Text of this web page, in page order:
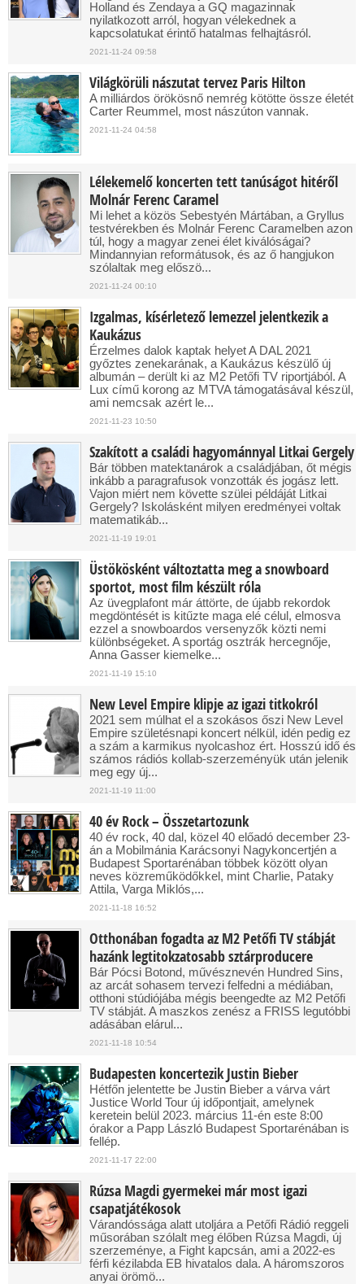
Holland és Zendaya a GQ magazinnak
nyilatkozott arról, hogyan vélekednek a
kapcsolatukat érintő hatalmas felhajtásról.
2021-11-24 09:58
Világkörüli nászutat tervez Paris Hilton
A milliárdos örökösnő nemrég kötötte össze életét
Carter Reummel, most nászúton vannak.
2021-11-24 04:58
Lélekemelő koncerten tett tanúságot hitéről
Molnár Ferenc Caramel
Mi lehet a közös Sebestyén Mártában, a Gryllus
testvérekben és Molnár Ferenc Caramelben azon
túl, hogy a magyar zenei élet kiválóságai?
Mindannyian reformátusok, és az ő hangjukon
szólaltak meg előszö...
2021-11-24 00:10
Izgalmas, kísérletező lemezzel jelentkezik a
Kaukázus
Érzelmes dalok kaptak helyet A DAL 2021
győztes zenekarának, a Kaukázus készülő új
albumán – derült ki az M2 Petőfi TV riportjából. A
Lux című korong az MTVA támogatásával készül,
ami nemcsak azért le...
2021-11-23 10:50
Szakított a családi hagyománnyal Litkai Gergely
Bár többen matektanárok a családjában, őt mégis
inkább a paragrafusok vonzották és jogász lett.
Vajon miért nem követte szülei példáját Litkai
Gergely? Iskolásként milyen eredményei voltak
matematikáb...
2021-11-19 19:01
Üstökösként változtatta meg a snowboard
sportot, most film készült róla
Az üvegplafont már áttörte, de újabb rekordok
megdöntését is kitűzte maga elé célul, elmosva
ezzel a snowboardos versenyzők közti nemi
különbségeket. A sportág osztrák hercegnője,
Anna Gasser kiemelke...
2021-11-19 15:10
New Level Empire klipje az igazi titkokról
2021 sem múlhat el a szokásos őszi New Level
Empire születésnapi koncert nélkül, idén pedig ez
a szám a karmikus nyolcashoz ért. Hosszú idő és
számos rádiós kollab-szerzeményük után jelenik
meg egy új...
2021-11-19 11:00
40 év Rock – Összetartozunk
40 év rock, 40 dal, közel 40 előadó december 23-
án a Mobilmánia Karácsonyi Nagykoncertjén a
Budapest Sportarénában többek között olyan
neves közreműködőkkel, mint Charlie, Pataky
Attila, Varga Miklós,...
2021-11-18 16:52
Otthonában fogadta az M2 Petőfi TV stábját
hazánk legtitokzatosabb sztárproducere
Bár Pócsi Botond, művésznevén Hundred Sins,
az arcát sohasem tervezi felfedni a médiában,
otthoni stúdiójába mégis beengedte az M2 Petőfi
TV stábját. A maszkos zenész a FRISS legutóbbi
adásában elárul...
2021-11-18 10:54
Budapesten koncertezik Justin Bieber
Hétfőn jelentette be Justin Bieber a várva várt
Justice World Tour új időpontjait, amelynek
keretein belül 2023. március 11-én este 8:00
órakor a Papp László Budapest Sportarénában is
fellép.
2021-11-17 22:00
Rúzsa Magdi gyermekei már most igazi
csapatjátékosok
Várandóssága alatt utoljára a Petőfi Rádió reggeli
műsorában szólalt meg élőben Rúzsa Magdi, új
szerzeménye, a Fight kapcsán, ami a 2022-es
férfi kézilabda EB hivatalos dala. A háromszoros
anyai örömö...